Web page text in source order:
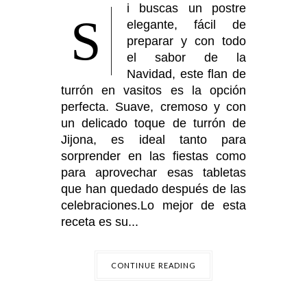
S
i buscas un postre
elegante, fácil de
preparar y con todo
el sabor de la
Navidad, este flan de
turrón en vasitos es la opción
perfecta. Suave, cremoso y con
un delicado toque de turrón de
Jijona, es ideal tanto para
sorprender en las fiestas como
para aprovechar esas tabletas
que han quedado después de las
celebraciones.Lo mejor de esta
receta es su...
CONTINUE READING